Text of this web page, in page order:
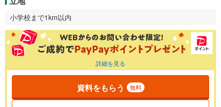
小学校まで1km以内
詳細を見る
資料をもらう 無料